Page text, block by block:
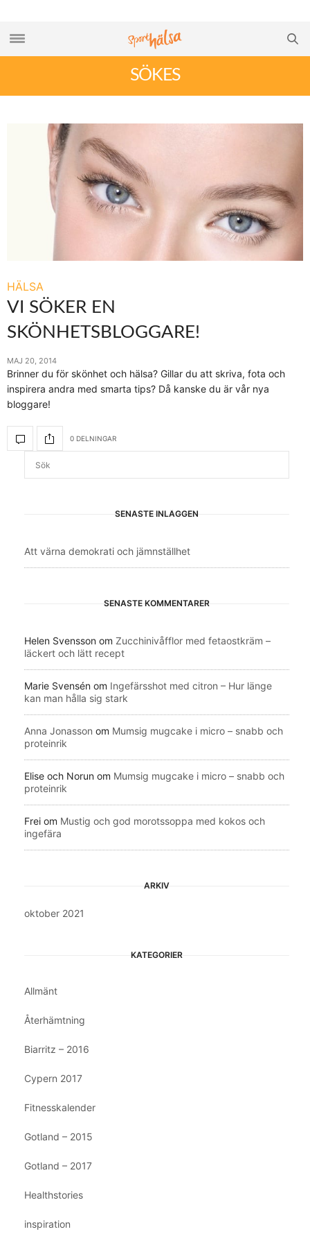
SÖKES
HÄLSA
VI SÖKER EN
SKÖNHETSBLOGGARE!
MAJ 20, 2014
Brinner du för skönhet och hälsa? Gillar du att skriva, fota och
inspirera andra med smarta tips? Då kanske du är vår nya
bloggare!
0 DELNINGAR
SENASTE INLÄGGEN
Att värna demokrati och jämnställhet
SENASTE KOMMENTARER
Helen Svensson om Zucchinivåfflor med fetaostkräm –
läckert och lätt recept
Marie Svensén om Ingefärsshot med citron – Hur länge
kan man hålla sig stark
Anna Jonasson om Mumsig mugcake i micro – snabb och
proteinrik
Elise och Norun om Mumsig mugcake i micro – snabb och
proteinrik
Frei om Mustig och god morotssoppa med kokos och
ingefära
ARKIV
oktober 2021
KATEGORIER
Allmänt
Återhämtning
Biarritz – 2016
Cypern 2017
Fitnesskalender
Gotland – 2015
Gotland – 2017
Healthstories
inspiration